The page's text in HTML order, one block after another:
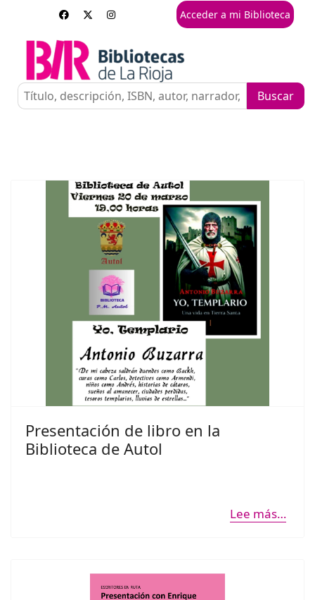
Acceder a mi Biblioteca
Presentación de libro en la
Biblioteca de Autol
Lee más…